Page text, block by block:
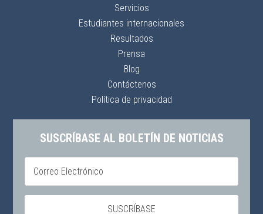
Servicios
Estudiantes internacionales
Resultados
Prensa
Blog
Contáctenos
Política de privacidad
SUSCRÍBASE AL BOLETÍN DE NOTICIAS